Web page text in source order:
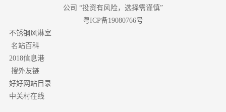
公司 “投资有风险，选择需谨慎”
粤ICP备19080766号
不锈钢风淋室
名站百科
2018信息港
搜外友链
好好网站目录
中关村在线